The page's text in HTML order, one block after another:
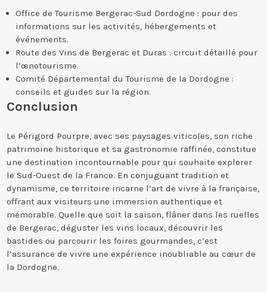
Office de Tourisme Bergerac-Sud Dordogne : pour des
informations sur les activités, hébergements et
événements.
Route des Vins de Bergerac et Duras : circuit détaillé pour
l’œnotourisme.
Comité Départemental du Tourisme de la Dordogne :
conseils et guides sur la région.
Conclusion
Le Périgord Pourpre, avec ses paysages viticoles, son riche
patrimoine historique et sa gastronomie raffinée, constitue
une destination incontournable pour qui souhaite explorer
le Sud-Ouest de la France. En conjuguant tradition et
dynamisme, ce territoire incarne l’art de vivre à la française,
offrant aux visiteurs une immersion authentique et
mémorable. Quelle que soit la saison, flâner dans les ruelles
de Bergerac, déguster les vins locaux, découvrir les
bastides ou parcourir les foires gourmandes, c’est
l’assurance de vivre une expérience inoubliable au cœur de
la Dordogne.